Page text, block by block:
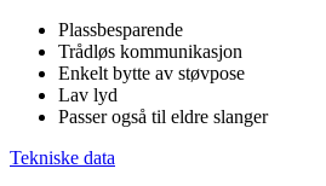
Plassbesparende
Trådløs kommunikasjon
Enkelt bytte av støvpose
Lav lyd
Passer også til eldre slanger
Tekniske data